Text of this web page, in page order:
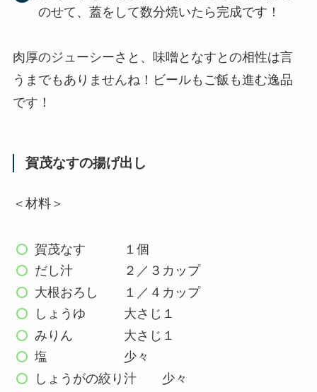
のせて、蓋をして数分焼いたら完成です！
肉厚のジューシーさと、味噌となすとの相性は言
うまでもありませんね！ビールもご飯も進む逸品
です！
賀茂なすの揚げ出し
＜材料＞
賀茂なす １個
だし汁 ２／３カップ
大根おろし １／４カップ
しょうゆ 大さじ１
みりん 大さじ１
塩 少々
しょうがの絞り汁 少々